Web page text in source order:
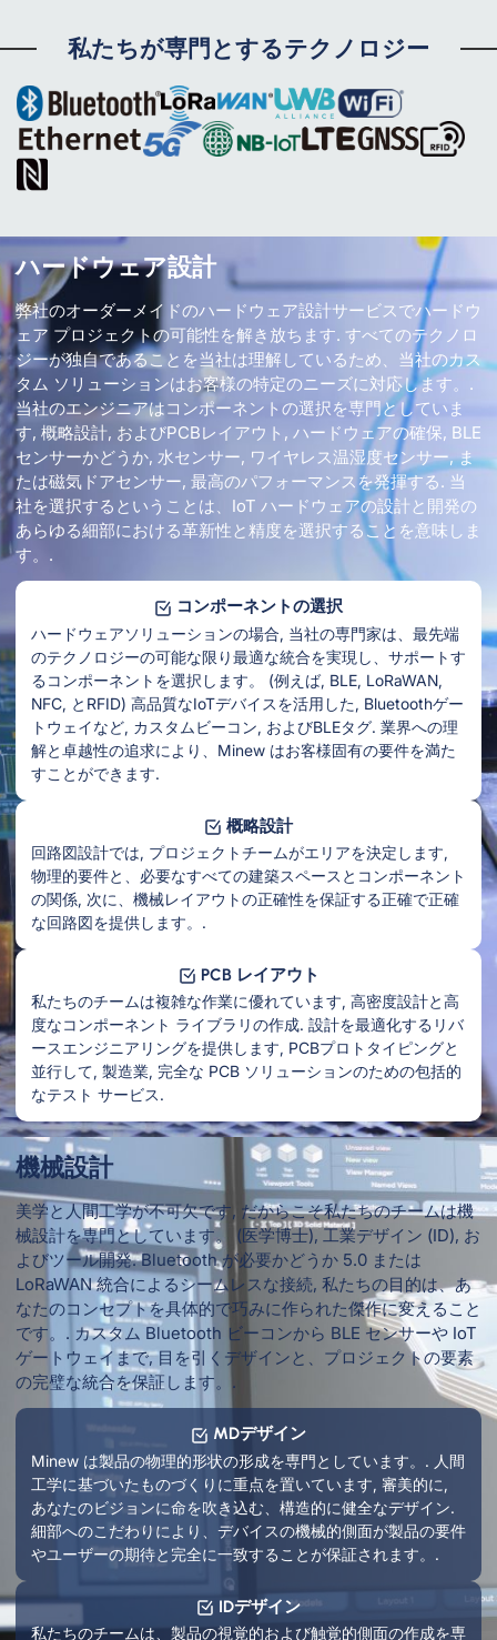
私たちが専門とするテクノロジー
ハードウェア設計
弊社のオーダーメイドのハードウェア設計サービスでハードウ
ェア プロジェクトの可能性を解き放ちます. すべてのテクノロ
ジーが独自であることを当社は理解しているため、当社のカス
タム ソリューションはお客様の特定のニーズに対応します。.
当社のエンジニアはコンポーネントの選択を専門としていま
す, 概略設計, およびPCBレイアウト, ハードウェアの確保, BLE
センサーかどうか, 水センサー, ワイヤレス温湿度センサー, ま
たは磁気ドアセンサー, 最高のパフォーマンスを発揮する. 当
社を選択するということは、IoT ハードウェアの設計と開発の
あらゆる細部における革新性と精度を選択することを意味しま
す。.
コンポーネントの選択
ハードウェアソリューションの場合, 当社の専門家は、最先端
のテクノロジーの可能な限り最適な統合を実現し、サポートす
るコンポーネントを選択します。 (例えば, BLE, LoRaWAN,
NFC, とRFID) 高品質なIoTデバイスを活用した, Bluetoothゲー
トウェイなど, カスタムビーコン, およびBLEタグ. 業界への理
解と卓越性の追求により、Minew はお客様固有の要件を満た
すことができます.
概略設計
回路図設計では, プロジェクトチームがエリアを決定します,
物理的要件と、必要なすべての建築スペースとコンポーネント
の関係, 次に、機械レイアウトの正確性を保証する正確で正確
な回路図を提供します。.
PCB レイアウト
私たちのチームは複雑な作業に優れています, 高密度設計と高
度なコンポーネント ライブラリの作成. 設計を最適化するリバ
ースエンジニアリングを提供します, PCBプロトタイピングと
並行して, 製造業, 完全な PCB ソリューションのための包括的
なテスト サービス.
機械設計
美学と人間工学が不可欠です, だからこそ私たちのチームは機
械設計を専門としています。 (医学博士), 工業デザイン (ID), お
よびツール開発. Bluetooth が必要かどうか 5.0 または
LoRaWAN 統合によるシームレスな接続, 私たちの目的は、あ
なたのコンセプトを具体的で巧みに作られた傑作に変えること
です。. カスタム Bluetooth ビーコンから BLE センサーや IoT
ゲートウェイまで, 目を引くデザインと、プロジェクトの要素
の完璧な統合を保証します。.
MDデザイン
Minew は製品の物理的形状の形成を専門としています。. 人間
工学に基づいたものづくりに重点を置いています, 審美的に,
あなたのビジョンに命を吹き込む、構造的に健全なデザイン.
細部へのこだわりにより、デバイスの機械的側面が製品の要件
やユーザーの期待と完全に一致することが保証されます。.
IDデザイン
私たちのチームは、製品の視覚的および触覚的側面の作成を専